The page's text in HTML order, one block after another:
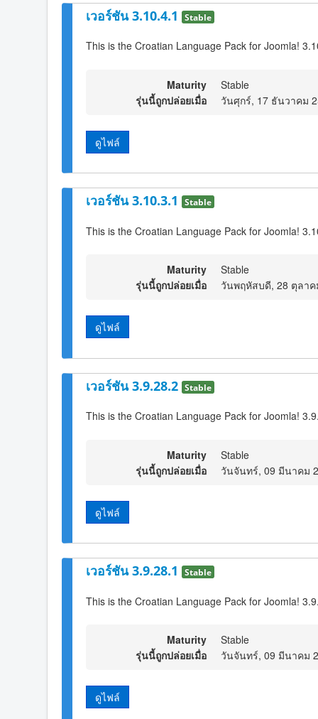
เวอร์ชัน 3.10.4.1 Stable
This is the Croatian Language Pack for Joomla!
Maturity
Stable
รุ่นนี้ถูกปล่อยเมื่อ
วันศุกร์, 17 ธันวาคม
ดูไฟล์
เวอร์ชัน 3.10.3.1 Stable
This is the Croatian Language Pack for Joomla!
Maturity
Stable
รุ่นนี้ถูกปล่อยเมื่อ
วันพฤหัสบดี, 28 ตุลาค
ดูไฟล์
เวอร์ชัน 3.9.28.2 Stable
This is the Croatian Language Pack for Joomla!
Maturity
Stable
รุ่นนี้ถูกปล่อยเมื่อ
วันจันทร์, 09 มีนาคม
ดูไฟล์
เวอร์ชัน 3.9.28.1 Stable
This is the Croatian Language Pack for Joomla!
Maturity
Stable
รุ่นนี้ถูกปล่อยเมื่อ
วันจันทร์, 09 มีนาคม
ดูไฟล์